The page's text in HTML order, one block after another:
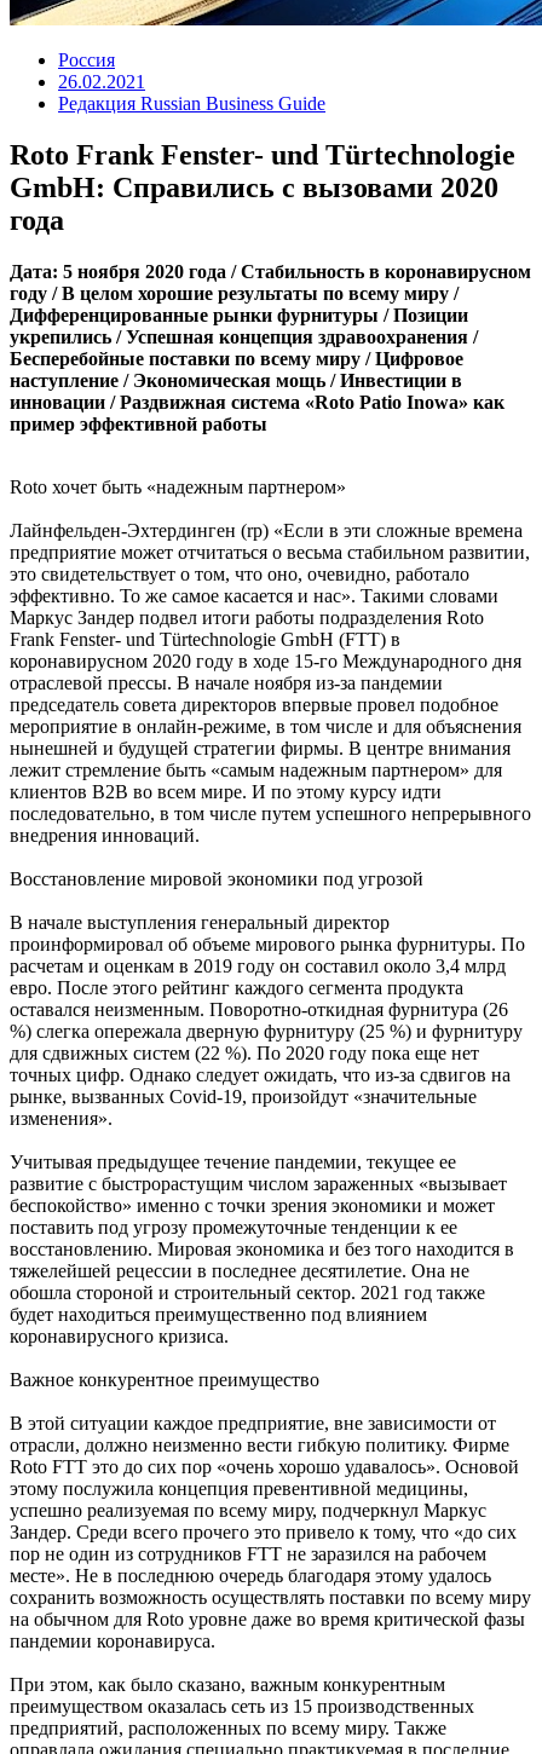
Россия
26.02.2021
Редакция Russian Business Guide
Roto Frank Fenster- und Türtechnologie
GmbH: Справились с вызовами 2020
года
Дата: 5 ноября 2020 года / Стабильность в коронавирусном
году / В целом хорошие результаты по всему миру /
Дифференцированные рынки фурнитуры / Позиции
укрепились / Успешная концепция здравоохранения /
Бесперебойные поставки по всему миру / Цифровое
наступление / Экономическая мощь / Инвестиции в
инновации / Раздвижная система «Roto Patio Inowa» как
пример эффективной работы
Roto хочет быть «надежным партнером»
Лайнфельден-Эхтердинген (rp) «Если в эти сложные времена
предприятие может отчитаться о весьма стабильном развитии,
это свидетельствует о том, что оно, очевидно, работало
эффективно. То же самое касается и нас». Такими словами
Маркус Зандер подвел итоги работы подразделения Roto
Frank Fenster- und Türtechnologie GmbH (FTT) в
коронавирусном 2020 году в ходе 15-го Международного дня
отраслевой прессы. В начале ноября из-за пандемии
председатель совета директоров впервые провел подобное
мероприятие в онлайн-режиме, в том числе и для объяснения
нынешней и будущей стратегии фирмы. В центре внимания
лежит стремление быть «самым надежным партнером» для
клиентов B2B во всем мире. И по этому курсу идти
последовательно, в том числе путем успешного непрерывного
внедрения инноваций.
Восстановление мировой экономики под угрозой
В начале выступления генеральный директор
проинформировал об объеме мирового рынка фурнитуры. По
расчетам и оценкам в 2019 году он составил около 3,4 млрд
евро. После этого рейтинг каждого сегмента продукта
оставался неизменным. Поворотно-откидная фурнитура (26
%) слегка опережала дверную фурнитуру (25 %) и фурнитуру
для сдвижных систем (22 %). По 2020 году пока еще нет
точных цифр. Однако следует ожидать, что из-за сдвигов на
рынке, вызванных Covid-19, произойдут «значительные
изменения».
Учитывая предыдущее течение пандемии, текущее ее
развитие с быстрорастущим числом зараженных «вызывает
беспокойство» именно с точки зрения экономики и может
поставить под угрозу промежуточные тенденции к ее
восстановлению. Мировая экономика и без того находится в
тяжелейшей рецессии в последнее десятилетие. Она не
обошла стороной и строительный сектор. 2021 год также
будет находиться преимущественно под влиянием
коронавирусного кризиса.
Важное конкурентное преимущество
В этой ситуации каждое предприятие, вне зависимости от
отрасли, должно неизменно вести гибкую политику. Фирме
Roto FTT это до сих пор «очень хорошо удавалось». Основой
этому послужила концепция превентивной медицины,
успешно реализуемая по всему миру, подчеркнул Маркус
Зандер. Среди всего прочего это привело к тому, что «до сих
пор не один из сотрудников FTT не заразился на рабочем
месте». Не в последнюю очередь благодаря этому удалось
сохранить возможность осуществлять поставки по всему миру
на обычном для Roto уровне даже во время критической фазы
пандемии коронавируса.
При этом, как было сказано, важным конкурентным
преимуществом оказалась сеть из 15 производственных
предприятий, расположенных по всему миру. Также
оправдала ожидания специально практикуемая в последние